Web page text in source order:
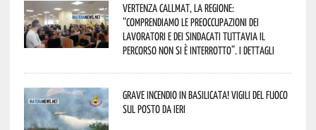
Vertenza CallMat, la Regione:
“comprendiamo le preoccupazioni dei
lavoratori e dei sindacati tuttavia il
percorso non si è interrotto”. I dettagli
Grave incendio in Basilicata! Vigili del fuoco
sul posto da ieri